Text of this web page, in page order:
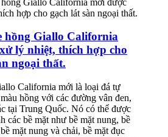
hồng Giallo California
lý nhiệt, thích hợp cho
ngoại thất.
California mới là loại đá tự
hồng với các đường vân đen,
tại Trung Quốc. Nó có thể được
các bề mặt như bề mặt nung, bề
mặt nung và chải, bề mặt đục